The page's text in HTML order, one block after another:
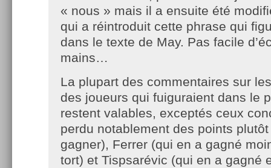
« nous » mais il a ensuite été
qui a réintroduit cette phrase qui
dans le texte de May. Pas facile
mains…
La plupart des commentaires sur
des joueurs qui fuiguraient dans le
restent valables, exceptés ceux
perdu notablement des points plutôt
gagner), Ferrer (qui en a gagné
tort) et Tispsarévic (qui en a gagné